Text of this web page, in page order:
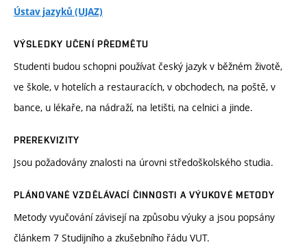
Ústav jazyků (UJAZ)
VÝSLEDKY UČENÍ PŘEDMĚTU
Studenti budou schopni používat český jazyk v běžném životě,
ve škole, v hotelích a restauracích, v obchodech, na poště, v
bance, u lékaře, na nádraží, na letišti, na celnici a jinde.
PREREKVIZITY
Jsou požadovány znalosti na úrovni středoškolského studia.
PLÁNOVANÉ VZDĚLÁVACÍ ČINNOSTI A VÝUKOVÉ METODY
Metody vyučování závisejí na způsobu výuky a jsou popsány
článkem 7 Studijního a zkušebního řádu VUT.